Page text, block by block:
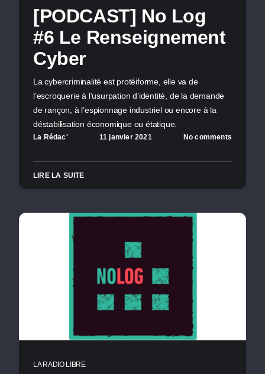
[PODCAST] No Log
#6 Le Renseignement
Cyber
La cybercriminalité est protéiforme, elle va de
l’escroquerie à l’usurpation d’identité, de la demande
de rançon, à l’espionnage industriel ou encore à la
déstabilisation économique ou étatique.
La Rédac' 11 janvier 2021 No comments
LIRE LA SUITE
LA RADIO LIBRE